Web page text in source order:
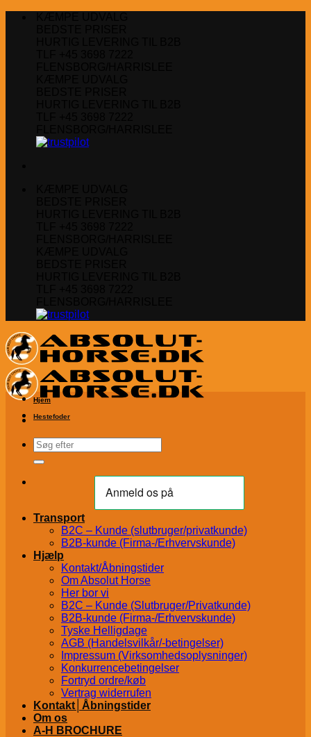
Søg
efter:
Transport
B2C – Kunde (slutbruger/privatkunde)
B2B-kunde (Firma-/Erhvervskunde)
Hjælp
Kontakt/Åbningstider
Om Absolut Horse
Her bor vi
B2C – Kunde (Slutbruger/Privatkunde)
B2B-kunde (Firma-/Erhvervskunde)
Tyske Helligdage
AGB (Handelsvilkår/-betingelser)
Impressum (Virksomhedsoplysninger)
Konkurrencebetingelser
Fortryd ordre/køb
Vertrag widerrufen
Kontakt│Åbningstider
Om os
A-H BROCHURE
Hjem
Hestefoder